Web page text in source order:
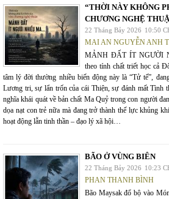
“THỜI NÀY KHÔNG
CHƯƠNG NGHỆ
22 Tháng Bảy 2026 10:50
MAI AN NGUYỄN ANH
MẢNH ĐẤT ÍT NGƯỜI
theo tính chất triết học cả
tâm lý đời thường nhiều biến động này là “Tử tế”,
Lương tri, sự lẩn trốn của cái Thiện, sự đánh mất
nghĩa khái quát về bản chất Ma Quỷ trong con người
dọa nạt con trẻ nữa mà đang trở thành thế lực khủng
hoạt động lẫn tinh thần – đạo lý xã hội…
BÃO Ở VÙNG BIÊN
22 Tháng Bảy 2026 10:23
PHAN THANH BÌNH
Bão Maysak đổ bộ vào